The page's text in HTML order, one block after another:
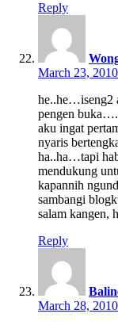
Reply
March 23,
he..he…iseng2
pengen
aku ingat
nyaris
ha..ha…tapi
mendukung
kapannih
sambangi
salam kangen,
Reply
March 28,